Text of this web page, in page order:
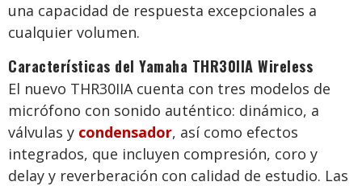
una capacidad de respuesta excepcionales a
cualquier volumen.
Características del Yamaha THR30IIA Wireless
El nuevo THR30IIA cuenta con tres modelos de
micrófono con sonido auténtico: dinámico, a
válvulas y condensador, así como efectos
integrados, que incluyen compresión, coro y
delay y reverberación con calidad de estudio. Las